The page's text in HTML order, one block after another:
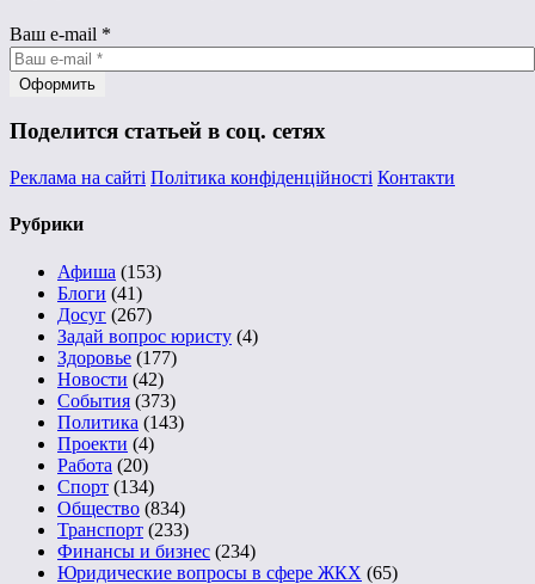
Ваш e-mail *
Поделится статьей в соц. сетях
Реклама на сайті Політика конфіденційності Контакти
Рубрики
Афиша (153)
Блоги (41)
Досуг (267)
Задай вопрос юристу (4)
Здоровье (177)
Новости (42)
События (373)
Политика (143)
Проекти (4)
Работа (20)
Спорт (134)
Общество (834)
Транспорт (233)
Финансы и бизнес (234)
Юридические вопросы в сфере ЖКХ (65)